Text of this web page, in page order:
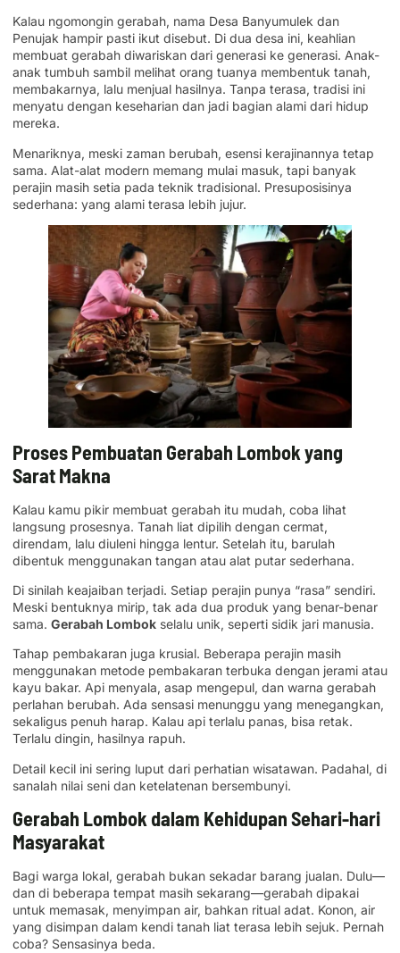
Kalau ngomongin gerabah, nama Desa Banyumulek dan
Penujak hampir pasti ikut disebut. Di dua desa ini, keahlian
membuat gerabah diwariskan dari generasi ke generasi. Anak-
anak tumbuh sambil melihat orang tuanya membentuk tanah,
membakarnya, lalu menjual hasilnya. Tanpa terasa, tradisi ini
menyatu dengan keseharian dan jadi bagian alami dari hidup
mereka.
Menariknya, meski zaman berubah, esensi kerajinannya tetap
sama. Alat-alat modern memang mulai masuk, tapi banyak
perajin masih setia pada teknik tradisional. Presuposisinya
sederhana: yang alami terasa lebih jujur.
Proses Pembuatan Gerabah Lombok yang
Sarat Makna
Kalau kamu pikir membuat gerabah itu mudah, coba lihat
langsung prosesnya. Tanah liat dipilih dengan cermat,
direndam, lalu diuleni hingga lentur. Setelah itu, barulah
dibentuk menggunakan tangan atau alat putar sederhana.
Di sinilah keajaiban terjadi. Setiap perajin punya “rasa” sendiri.
Meski bentuknya mirip, tak ada dua produk yang benar-benar
sama. Gerabah Lombok selalu unik, seperti sidik jari manusia.
Tahap pembakaran juga krusial. Beberapa perajin masih
menggunakan metode pembakaran terbuka dengan jerami atau
kayu bakar. Api menyala, asap mengepul, dan warna gerabah
perlahan berubah. Ada sensasi menunggu yang menegangkan,
sekaligus penuh harap. Kalau api terlalu panas, bisa retak.
Terlalu dingin, hasilnya rapuh.
Detail kecil ini sering luput dari perhatian wisatawan. Padahal, di
sanalah nilai seni dan ketelatenan bersembunyi.
Gerabah Lombok dalam Kehidupan Sehari-hari
Masyarakat
Bagi warga lokal, gerabah bukan sekadar barang jualan. Dulu—
dan di beberapa tempat masih sekarang—gerabah dipakai
untuk memasak, menyimpan air, bahkan ritual adat. Konon, air
yang disimpan dalam kendi tanah liat terasa lebih sejuk. Pernah
coba? Sensasinya beda.